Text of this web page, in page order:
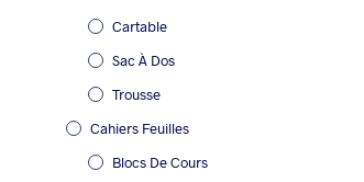
Cartable
Sac À Dos
Trousse
Cahiers Feuilles
Blocs De Cours